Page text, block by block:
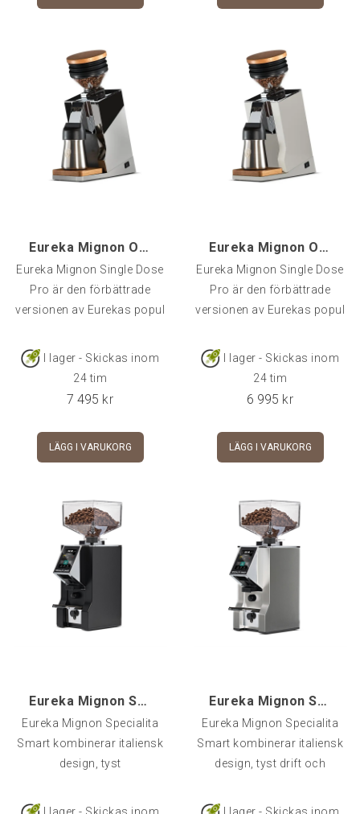
Eureka Mignon ORO - Single dose PRO 65, Krom
Eureka Mignon Single Dose
Pro är den förbättrade
versionen av Eurekas popul
I lager - Skickas inom
24 tim
7 495 kr
LÄGG I VARUKORG
Eureka Mignon ORO - Single dose PRO 65, Vit
Eureka Mignon Single Dose
Pro är den förbättrade
versionen av Eurekas popul
I lager - Skickas inom
24 tim
6 995 kr
LÄGG I VARUKORG
Eureka Mignon Specialita SMART, Svart
Eureka Mignon Specialita
Smart kombinerar italiensk
design, tyst
Eureka Mignon Specialita SMART, Krom
Eureka Mignon Specialita
Smart kombinerar italiensk
design, tyst drift och